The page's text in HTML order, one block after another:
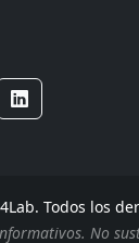
Todos los
No